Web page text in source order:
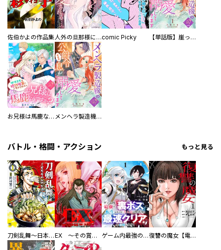
佐伯かよの作品集 人外の旦那様に娶られ毎晩ナカまで愛される…。アンソロジーcomic Picky 【単話版】崖っぷち令嬢ですが、意地と策略で幸せになります！シリーズ
お兄様は馬鹿なんですか？～地味王女は婚約破棄に巻き込まれる～ メンヘラ製造機の公爵令息（過保護）が溺愛してきます
バトル・格闘・アクション もっと見る
刀剣乱舞～日本号つれづれ酒～ EX ～その賞金稼ぎは、世界の出口を探す～【単行本版】 ゲーム内最強の『裏ボス』に転生したので、主人公の代わりに最速クリアを目指します！【電子単行本版】 復讐の魔女【電子単行本版】